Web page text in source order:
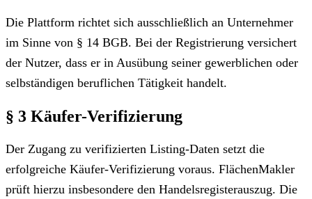
Die Plattform richtet sich ausschließlich an Unternehmer
im Sinne von § 14 BGB. Bei der Registrierung versichert
der Nutzer, dass er in Ausübung seiner gewerblichen oder
selbständigen beruflichen Tätigkeit handelt.
§ 3 Käufer-Verifizierung
Der Zugang zu verifizierten Listing-Daten setzt die
erfolgreiche Käufer-Verifizierung voraus. FlächenMakler
prüft hierzu insbesondere den Handelsregisterauszug. Die